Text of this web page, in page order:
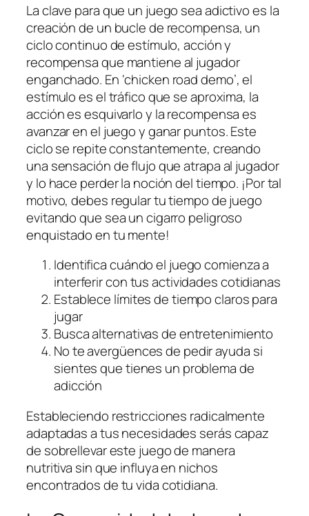
La clave para que un juego sea adictivo es la
creación de un bucle de recompensa, un
ciclo continuo de estímulo, acción y
recompensa que mantiene al jugador
enganchado. En ‘chicken road demo’, el
estímulo es el tráfico que se aproxima, la
acción es esquivarlo y la recompensa es
avanzar en el juego y ganar puntos. Este
ciclo se repite constantemente, creando
una sensación de flujo que atrapa al jugador
y lo hace perder la noción del tiempo. ¡Por tal
motivo, debes regular tu tiempo de juego
evitando que sea un cigarro peligroso
enquistado en tu mente!
Identifica cuándo el juego comienza a
interferir con tus actividades cotidianas
Establece límites de tiempo claros para
jugar
Busca alternativas de entretenimiento
No te avergüences de pedir ayuda si
sientes que tienes un problema de
adicción
Estableciendo restricciones radicalmente
adaptadas a tus necesidades serás capaz
de sobrellevar este juego de manera
nutritiva sin que influya en nichos
encontrados de tu vida cotidiana.